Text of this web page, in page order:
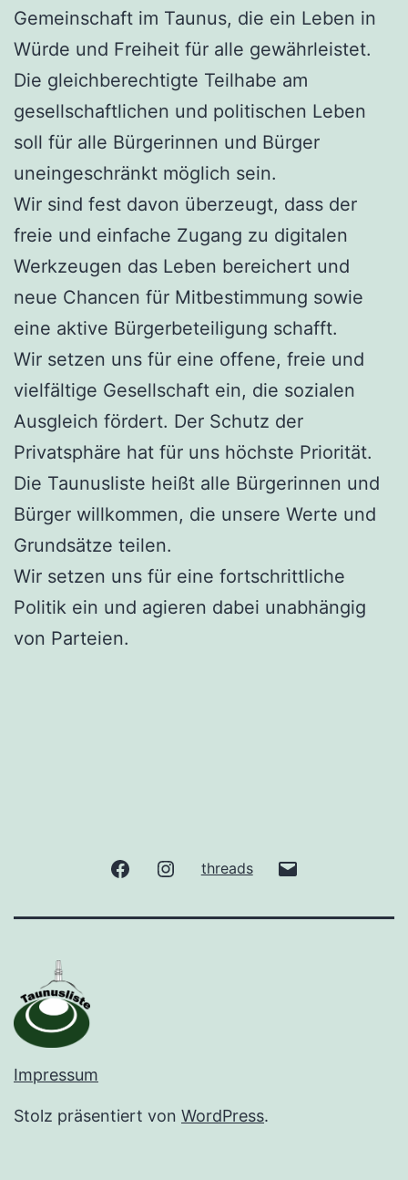
Gemeinschaft im Taunus, die ein Leben in
Würde und Freiheit für alle gewährleistet.
Die gleichberechtigte Teilhabe am
gesellschaftlichen und politischen Leben
soll für alle Bürgerinnen und Bürger
uneingeschränkt möglich sein.
Wir sind fest davon überzeugt, dass der
freie und einfache Zugang zu digitalen
Werkzeugen das Leben bereichert und
neue Chancen für Mitbestimmung sowie
eine aktive Bürgerbeteiligung schafft.
Wir setzen uns für eine offene, freie und
vielfältige Gesellschaft ein, die sozialen
Ausgleich fördert. Der Schutz der
Privatsphäre hat für uns höchste Priorität.
Die Taunusliste heißt alle Bürgerinnen und
Bürger willkommen, die unsere Werte und
Grundsätze teilen.
Wir setzen uns für eine fortschrittliche
Politik ein und agieren dabei unabhängig
von Parteien.
facebookInstagram
threads
Impressum
Stolz präsentiert von WordPress.